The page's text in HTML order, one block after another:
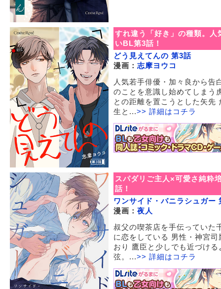
すれ違う「好き」の種類。
いBL第3話！
どう見えてんの 第3話
漫画： 志摩ヨウコ
人気若手俳優・加々良から告
のことを意識し始めてしまう
との距離を置こうとした矢先
生と...>> 詳細はコチラ
スパダリご主人×可愛さ純粋
話！
ワンサイド・バニラシュガー
漫画： 夜人
叔父の喫茶店を手伝っていた
に恋をしている 男性・神宮
おり 鷹臣と少しでも近づけ
弦。...>> 詳細はコチラ